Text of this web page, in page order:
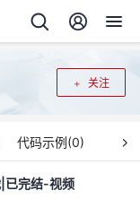
关注
代码示例(0)
已完结-视频